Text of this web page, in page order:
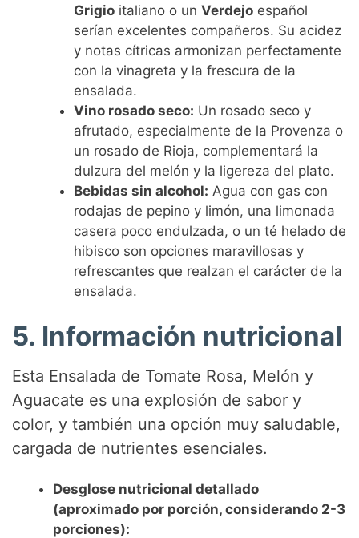
Grigioitaliano o un Verdejoespañol
serían excelentes compañeros. Su acidez
y notas cítricas armonizan perfectamente
con la vinagreta y la frescura de la
ensalada.
Vino rosado seco: Un rosado seco y
afrutado, especialmente de la Provenza o
un rosado de Rioja, complementará la
dulzura del melón y la ligereza del plato.
Bebidas sin alcohol: Agua con gas con
rodajas de pepino y limón, una limonada
casera poco endulzada, o un té helado de
hibisco son opciones maravillosas y
refrescantes que realzan el carácter de la
ensalada.
5. Información nutricional
Esta Ensalada de Tomate Rosa, Melón y
Aguacate es una explosión de sabor y
color, y también una opción muy saludable,
cargada de nutrientes esenciales.
Desglose nutricional detallado
(aproximado por porción, considerando 2-3
porciones):